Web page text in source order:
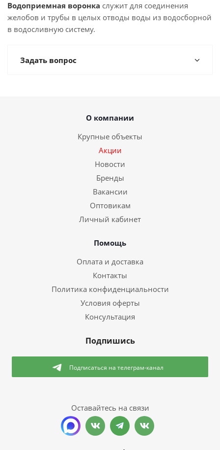
Водоприемная воронка служит для соединения
желобов и трубы в целых отводы воды из водосборной
в водосливную систему.
Задать вопрос
О компании
Крупные объекты
Акции
Новости
Бренды
Вакансии
Оптовикам
Личный кабинет
Помощь
Оплата и доставка
Контакты
Политика конфиденциальности
Условия оферты
Консультация
Подпишись
Подписаться на телеграм-канал
Оставайтесь на связи